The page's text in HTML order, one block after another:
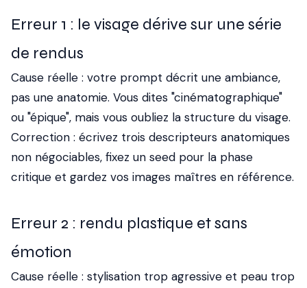
Erreur 1 : le visage dérive sur une série
de rendus
Cause réelle : votre prompt décrit une ambiance,
pas une anatomie. Vous dites "cinématographique"
ou "épique", mais vous oubliez la structure du visage.
Correction : écrivez trois descripteurs anatomiques
non négociables, fixez un seed pour la phase
critique et gardez vos images maîtres en référence.
Erreur 2 : rendu plastique et sans
émotion
Cause réelle : stylisation trop agressive et peau trop